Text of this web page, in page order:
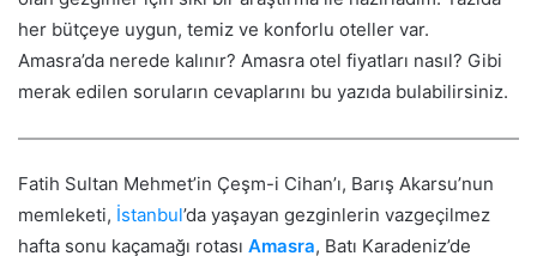
her bütçeye uygun, temiz ve konforlu oteller var.
Amasra’da nerede kalınır? Amasra otel fiyatları nasıl? Gibi
merak edilen soruların cevaplarını bu yazıda bulabilirsiniz.
Fatih Sultan Mehmet’in Çeşm-i Cihan’ı, Barış Akarsu’nun
memleketi, İstanbul’da yaşayan gezginlerin vazgeçilmez
hafta sonu kaçamağı rotası Amasra, Batı Karadeniz’de